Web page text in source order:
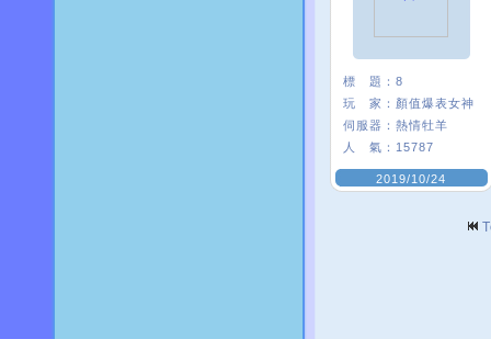
標 題： 8
玩 家： 顏值爆表女神
伺服器： 熱情牡羊
人 氣： 15787
2019/10/24